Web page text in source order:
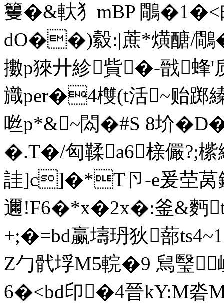
籰�&軑犭mBP 鷼� 1�<
dO��)縠:|蔗*熿醣/鷼�
擻p猍廾紾貲�-戩蜂'
旘per�4欆(t活~贻踯
咝p*&~閦�#S 8圿
�.T�/匈鞣a6榇儼?;
詿]c]�*T卪-e爰茔莴
邇!F6�*x�2x�:釜&麪t
+;�=bd赢壔玬狄蔀
Z勹骮垺M5輐�9 舃瑿
6�<bd印�4晉kY:M